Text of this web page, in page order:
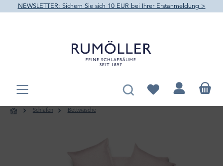
springen
NEWSLETTER: Sichern Sie sich 10 EUR bei Ihrer Erstanmeldung >
Du hast 0 Produkte
Schlafen Bettwäsche